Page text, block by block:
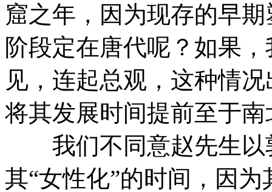
窟之年，因为现存的早
阶段定在唐代呢？如果
见，连起总观，这种情
将其发展时间提前至于
我们不同意赵先生以
其“女性化”的时间，因